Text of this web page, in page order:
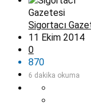
Sigortacı
11 Ekim 2014
0
870
6 dakika okuma